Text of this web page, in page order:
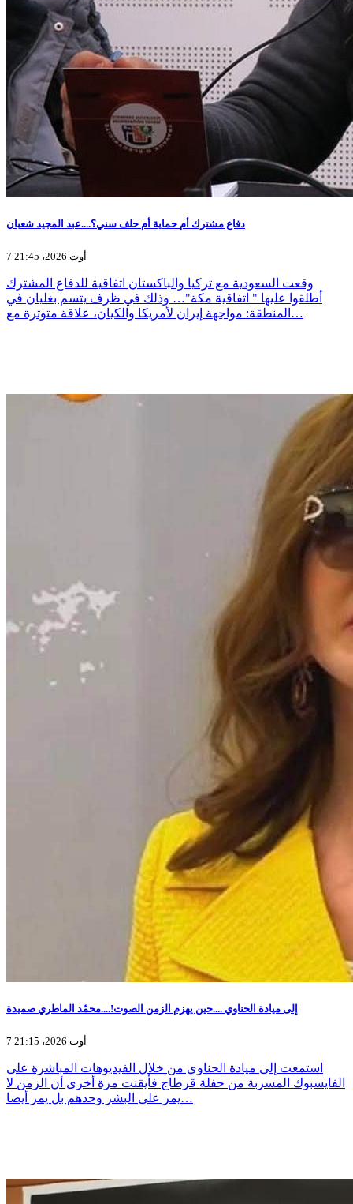
دفاع مشترك أم حماية أم حلف سني؟....عبد المجيد شعبان
7 أوت 2026، 21:45
وقعت السعودية مع تركيا والباكستان اتفاقية للدفاع المشترك
أطلقوا عليها " اتفاقية مكة"… وذلك في ظرف يتسم بغليان في
المنطقة: مواجهة إيران لأمريكا والكيان، علاقة متوترة مع…
إلى ميادة الحناوي ....حين يهزم الزمن الصوت!....محمّد الماطري صميدة
7 أوت 2026، 21:15
استمعت إلى ميادة الحناوي من خلال الفيديوهات المباشرة على
الفايسبوك المسربة من حفلة قرطاج فأيقنت مرة أخرى أن الزمن لا
يمر على البشر وحدهم بل يمر أيضا…